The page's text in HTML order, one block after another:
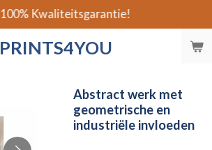
PRINTS4YOU
100% Kwaliteitsgarantie!
Abstract werk met
geometrische en
industriële invloeden